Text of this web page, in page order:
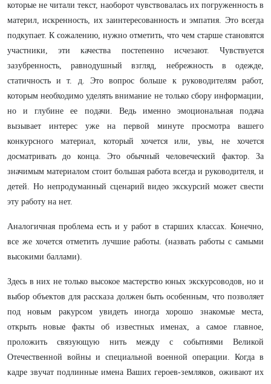
которые не читали текст, наоборот чувствовалась их погруженность в
материл, искренность, их заинтересованность и эмпатия. Это всегда
подкупает. К сожалению, нужно отметить, что чем старше становятся
участники, эти качества постепенно исчезают. Чувствуется
зазубренность, равнодушный взгляд, небрежность в одежде,
статичность и т. д. Это вопрос больше к руководителям работ,
которым необходимо уделять внимание не только сбору информации,
но и глубине ее подачи. Ведь именно эмоциональная подача
вызывает интерес уже на первой минуте просмотра вашего
конкурсного материал, который хочется или, увы, не хочется
досматривать до конца. Это обычный человеческий фактор. За
значимым материалом стоит большая работа всегда и руководителя, и
детей. Но непродуманный сценарий видео экскурсий может свести
эту работу на нет.
Аналогичная проблема есть и у работ в старших классах. Конечно,
все же хочется отметить лучшие работы. (назвать работы с самыми
высокими баллами).
Здесь в них не только высокое мастерство юных экскурсоводов, но и
выбор объектов для рассказа должен быть особенным, что позволяет
под новым ракурсом увидеть иногда хорошо знакомые места,
открыть новые факты об известных именах, а самое главное,
проложить связующую нить между с событиями Великой
Отечественной войны и специальной военной операции. Когда в
кадре звучат подлинные имена Ваших героев-земляков, оживают их